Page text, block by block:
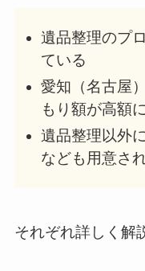
遺品整理のプ
ている
愛知（名古屋
もり額が高額
遺品整理以外
なども用意さ
それぞれ詳しく解